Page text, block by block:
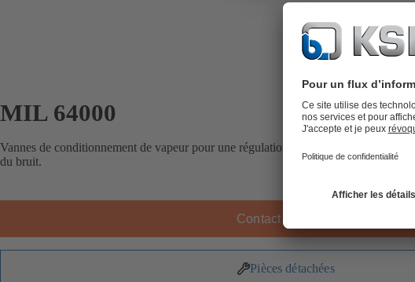
MIL 64000
Vannes de conditionnement de vapeur pour une régulation fiable de la température
du bruit.
Contact KSB
Pièces détachées